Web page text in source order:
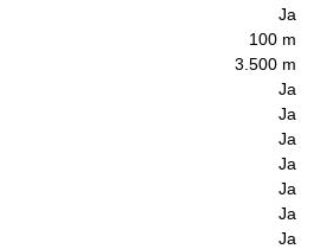
Ja
100 m
3.500 m
Ja
Ja
Ja
Ja
Ja
Ja
Ja